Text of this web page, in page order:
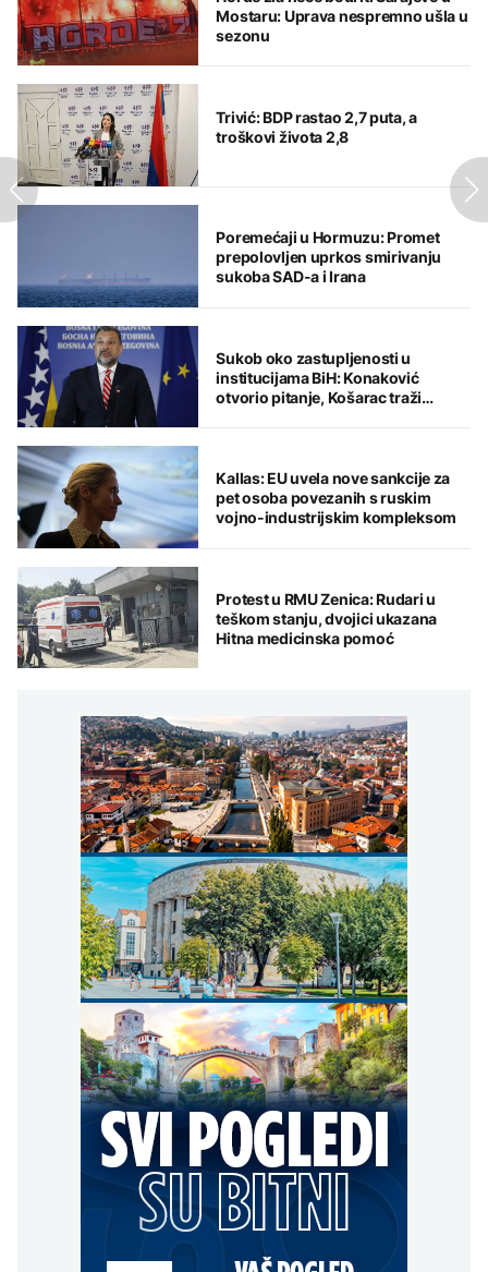
Mostaru: Uprava nespremno ušla u
sezonu
Trivić: BDP rastao 2,7 puta, a
troškovi života 2,8
Poremećaji u Hormuzu: Promet
prepolovljen uprkos smirivanju
sukoba SAD-a i Irana
Sukob oko zastupljenosti u
institucijama BiH: Konaković
otvorio pitanje, Košarac traži
Kallas: EU uvela nove sankcije za
pet osoba povezanih s ruskim
vojno-industrijskim kompleksom
Protest u RMU Zenica: Rudari u
teškom stanju, dvojici ukazana
Hitna medicinska pomoć